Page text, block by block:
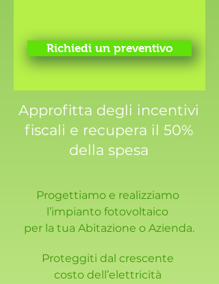
Richiedi un preventivo
Approfitta degli incentivi
fiscali e recupera il 50%
della spesa
Progettiamo e realizziamo
l’impianto fotovoltaico
per la tua Abitazione o Azienda.
Proteggiti dal crescente
costo dell’elettricità